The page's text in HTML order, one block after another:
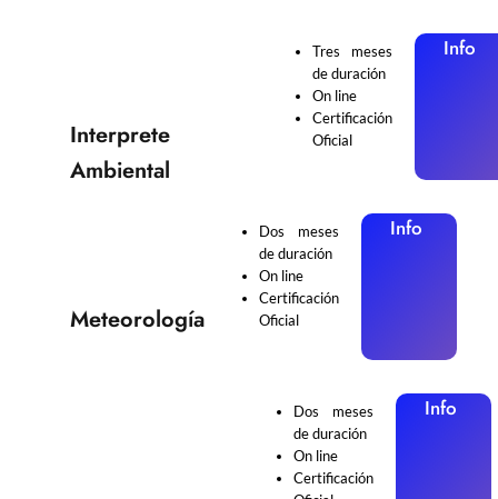
Tres meses
de duración
On line
Certificación
Oficial
Info
Interprete
Ambiental
Dos meses
de duración
On line
Certificación
Oficial
Info
Meteorología
Dos meses
de duración
On line
Certificación
Info